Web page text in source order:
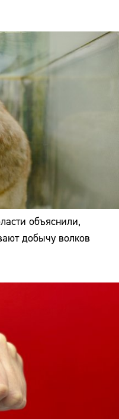
объяснили,
добычу волков